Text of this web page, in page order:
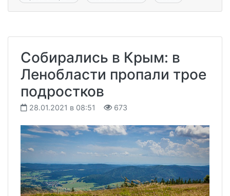
Собирались в Крым: в
Ленобласти пропали трое
подростков
28.01.2021 в 08:51 673